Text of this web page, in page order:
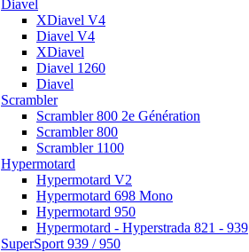
Diavel
XDiavel V4
Diavel V4
XDiavel
Diavel 1260
Diavel
Scrambler
Scrambler 800 2e Génération
Scrambler 800
Scrambler 1100
Hypermotard
Hypermotard V2
Hypermotard 698 Mono
Hypermotard 950
Hypermotard - Hyperstrada 821 - 939
SuperSport 939 / 950